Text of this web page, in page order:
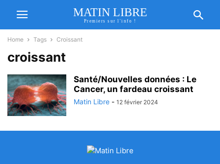
MATIN LIBRE
Premiers sur l'info !
Home Tags Croissant
croissant
Santé/Nouvelles données : Le
Cancer, un fardeau croissant
Matin Libre - 12 février 2024